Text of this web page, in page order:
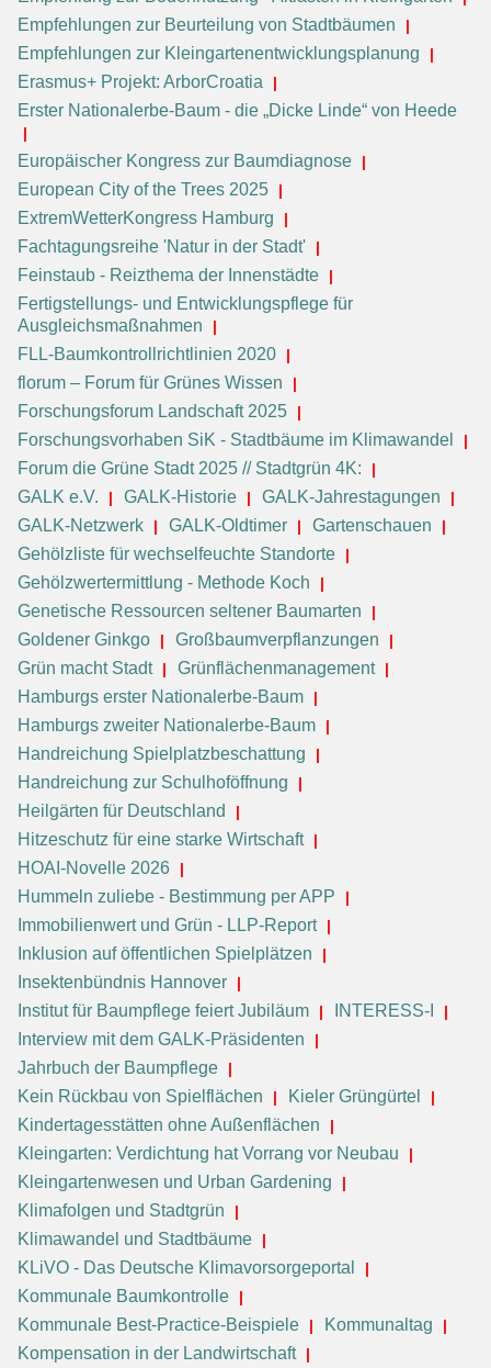
Empfehlungen zur Beurteilung von Stadtbäumen
Empfehlungen zur Kleingartenentwicklungsplanung
Erasmus+ Projekt: ArborCroatia
Erster Nationalerbe-Baum - die „Dicke Linde“ von Heede
Europäischer Kongress zur Baumdiagnose
European City of the Trees 2025
ExtremWetterKongress Hamburg
Fachtagungsreihe 'Natur in der Stadt'
Feinstaub - Reizthema der Innenstädte
Fertigstellungs- und Entwicklungspflege für
Ausgleichsmaßnahmen
FLL-Baumkontrollrichtlinien 2020
florum – Forum für Grünes Wissen
Forschungsforum Landschaft 2025
Forschungsvorhaben SiK - Stadtbäume im Klimawandel
Forum die Grüne Stadt 2025 // Stadtgrün 4K:
GALK e.V.
GALK-Historie
GALK-Jahrestagungen
GALK-Netzwerk
GALK-Oldtimer
Gartenschauen
Gehölzliste für wechselfeuchte Standorte
Gehölzwertermittlung - Methode Koch
Genetische Ressourcen seltener Baumarten
Goldener Ginkgo
Großbaumverpflanzungen
Grün macht Stadt
Grünflächenmanagement
Hamburgs erster Nationalerbe-Baum
Hamburgs zweiter Nationalerbe-Baum
Handreichung Spielplatzbeschattung
Handreichung zur Schulhoföffnung
Heilgärten für Deutschland
Hitzeschutz für eine starke Wirtschaft
HOAI-Novelle 2026
Hummeln zuliebe - Bestimmung per APP
Immobilienwert und Grün - LLP-Report
Inklusion auf öffentlichen Spielplätzen
Insektenbündnis Hannover
Institut für Baumpflege feiert Jubiläum
INTERESS-I
Interview mit dem GALK-Präsidenten
Jahrbuch der Baumpflege
Kein Rückbau von Spielflächen
Kieler Grüngürtel
Kindertagesstätten ohne Außenflächen
Kleingarten: Verdichtung hat Vorrang vor Neubau
Kleingartenwesen und Urban Gardening
Klimafolgen und Stadtgrün
Klimawandel und Stadtbäume
KLiVO - Das Deutsche Klimavorsorgeportal
Kommunale Baumkontrolle
Kommunale Best-Practice-Beispiele
Kommunaltag
Kompensation in der Landwirtschaft